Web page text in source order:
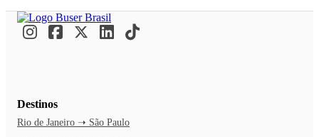
Destinos
Rio de Janeiro ➝ São Paulo